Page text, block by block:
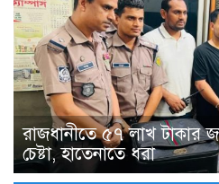
রাজধানীতে ৫৭ লাখ টাকার
চেষ্টা, হাতেনাতে ধরা